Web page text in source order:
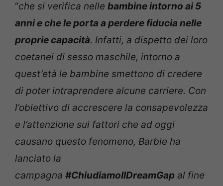
“che si verifica nelle bambine intorno ai 5
anni e che le porta a perdere fiducia nelle
proprie capacità. Infatti, a dispetto dei loro
coetanei di sesso maschile, intorno a
quest’età le bambine smettono di credere
di poter intraprendere alcune carriere. Con
l’obiettivo di accrescere la consapevolezza
e l’attenzione sui fattori che ad oggi
causano questo fenomeno, Barbie ha
lanciato la
campagna #ChiudiamoIlDreamGap al fine